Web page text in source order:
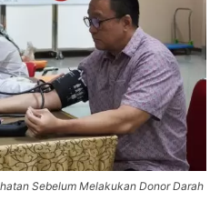
Sebelum Melakukan Donor Darah